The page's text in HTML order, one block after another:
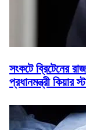
সংকটে ব্রিটেনের
প্রধানমন্ত্রী কিয়ার